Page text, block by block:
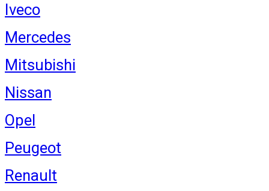
Iveco
Mercedes
Mitsubishi
Nissan
Opel
Peugeot
Renault